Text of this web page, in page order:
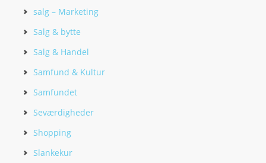
salg – Marketing
Salg & bytte
Salg & Handel
Samfund & Kultur
Samfundet
Seværdigheder
Shopping
Slankekur